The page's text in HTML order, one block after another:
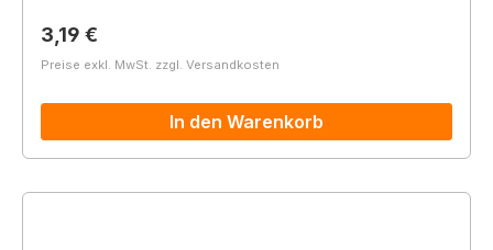
Regulärer Preis:
3,19 €
Preise exkl. MwSt. zzgl. Versandkosten
In den Warenkorb